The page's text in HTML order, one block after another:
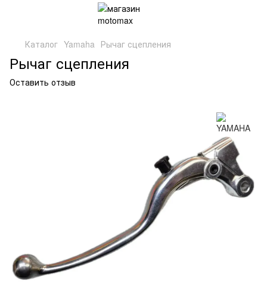
Каталог Yamaha Рычаг сцепления
Рычаг сцепления
Оставить отзыв